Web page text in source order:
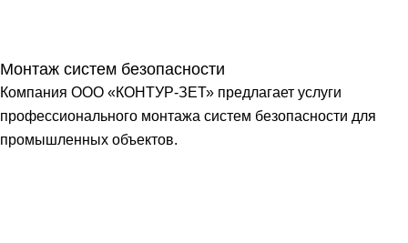
Монтаж систем безопасности
Компания ООО «КОНТУР-ЗЕТ» предлагает услуги
профессионального монтажа систем безопасности для
промышленных объектов.